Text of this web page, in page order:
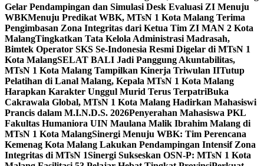
Gelar Pendampingan dan Simulasi Desk Evaluasi ZI Menuju
WBKMenuju Predikat WBK, MTsN 1 Kota Malang Terima
Pengimbasan Zona Integritas dari Ketua Tim ZI MAN 2 Kota
MalangTingkatkan Tata Kelola Administrasi Madrasah,
Bimtek Operator SKS Se-Indonesia Resmi Digelar di MTsN 1
Kota MalangSELAT BALI Jadi Panggung Akuntabilitas,
MTsN 1 Kota Malang Tampilkan Kinerja Triwulan IITutup
Pelatihan di Lanal Malang, Kepala MTsN 1 Kota Malang
Harapkan Karakter Unggul Murid Terus TerpatriBuka
Cakrawala Global, MTsN 1 Kota Malang Hadirkan Mahasiswi
Prancis dalam M.I.N.D.S. 2026Penyerahan Mahasiswa PKL
Fakultas Humaniora UIN Maulana Malik Ibrahim Malang di
MTsN 1 Kota MalangSinergi Menuju WBK: Tim Perencana
Kemenag Kota Malang Lakukan Pendampingan Intensif Zona
Integritas di MTsN 1Sinergi Sukseskan OSN-P: MTsN 1 Kota